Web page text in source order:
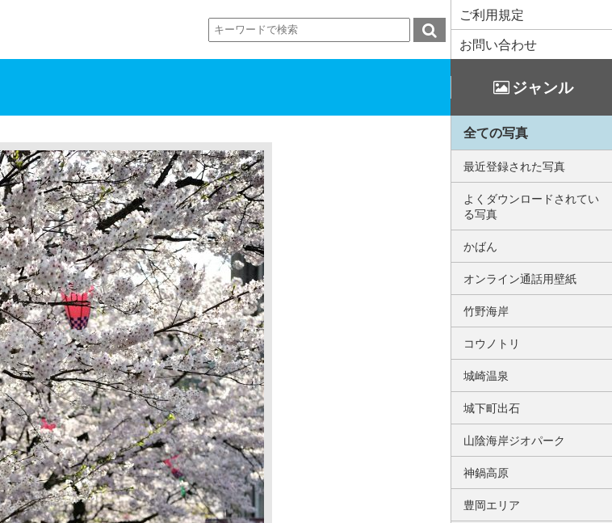
ご利用規定
お問い合わせ
ジャンル
全ての写真
最近登録された写真
よくダウンロードされてい
る写真
かばん
オンライン通話用壁紙
竹野海岸
コウノトリ
城崎温泉
城下町出石
山陰海岸ジオパーク
神鍋高原
豊岡エリア